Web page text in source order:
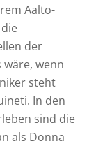
Aalto-
der
wäre, wenn
steht
In den
sind die
als Donna